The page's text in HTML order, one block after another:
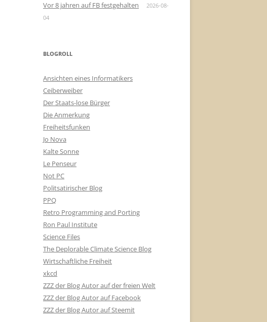
Vor 8 jahren auf FB festgehalten
2026-08-
04
BLOGROLL
Ansichten eines Informatikers
Ceiberweiber
Der Staats-lose Bürger
Die Anmerkung
Freiheitsfunken
Jo Nova
Kalte Sonne
Le Penseur
Not PC
Politsatirischer Blog
PPQ
Retro Programming and Porting
Ron Paul Institute
Science Files
The Deplorable Climate Science Blog
Wirtschaftliche Freiheit
xkcd
ZZZ der Blog Autor auf der freien Welt
ZZZ der Blog Autor auf Facebook
ZZZ der Blog Autor auf Steemit